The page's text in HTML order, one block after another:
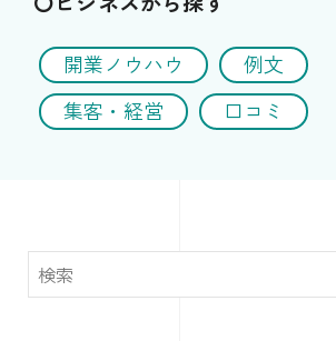
開業ノウハウ
例文
集客・経営
口コミ